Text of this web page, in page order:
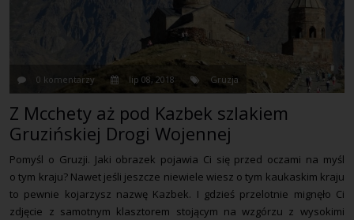
0 komentarzy lip 08, 2018 Gruzja
Z Mcchety aż pod Kazbek szlakiem
Gruzińskiej Drogi Wojennej
Pomyśl o Gruzji. Jaki obrazek pojawia Ci się przed oczami na myśl
o tym kraju? Nawet jeśli jeszcze niewiele wiesz o tym kaukaskim kraju
to pewnie kojarzysz nazwę Kazbek. I gdzieś przelotnie mignęło Ci
zdjęcie z samotnym klasztorem stojącym na wzgórzu z wysokimi